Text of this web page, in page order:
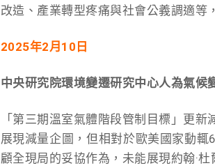
改造、產業轉型疼痛與社會公義調適等
2025年2月10日
中央研究院環境變遷研究中心人為氣候
「第三期溫室氣體階段管制目標」更
展現減量企圖，但相對於歐美國家動
顧全現局的妥協作為，未能展現約翰·